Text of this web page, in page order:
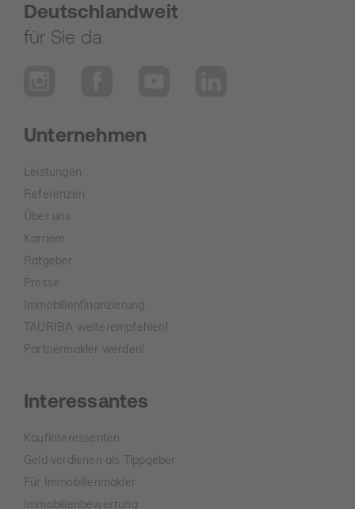
Deutschlandweit
für Sie da
Unternehmen
Leistungen
Referenzen
Über uns
Karriere
Ratgeber
Presse
Immobilienfinanzierung
TAURIBA weiterempfehlen!
Partnermakler werden!
Interessantes
Kaufinteressenten
Geld verdienen als Tippgeber
Für Immobilienmakler
Immobilienbewertung